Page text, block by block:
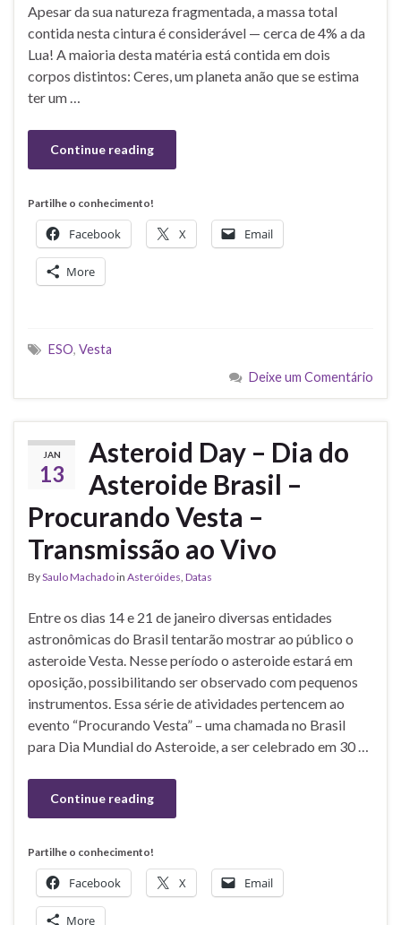
Apesar da sua natureza fragmentada, a massa total
contida nesta cintura é considerável — cerca de 4% a da
Lua! A maioria desta matéria está contida em dois
corpos distintos: Ceres, um planeta anão que se estima
ter um …
Continue reading
Partilhe o conhecimento!
Facebook X Email
More
ESO, Vesta
Deixe um Comentário
JAN
13
Asteroid Day – Dia do
Asteroide Brasil –
Procurando Vesta –
Transmissão ao Vivo
BySaulo Machadoin Asteróides, Datas
Entre os dias 14 e 21 de janeiro diversas entidades
astronômicas do Brasil tentarão mostrar ao público o
asteroide Vesta. Nesse período o asteroide estará em
oposição, possibilitando ser observado com pequenos
instrumentos. Essa série de atividades pertencem ao
evento “Procurando Vesta” – uma chamada no Brasil
para Dia Mundial do Asteroide, a ser celebrado em 30 …
Continue reading
Partilhe o conhecimento!
Facebook X Email
More